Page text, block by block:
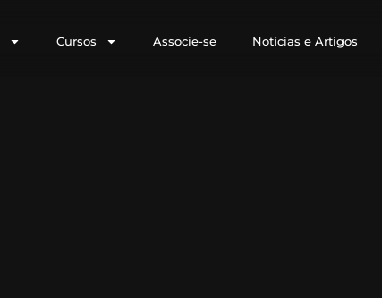
Cursos Associe-se Notícias e Artigos